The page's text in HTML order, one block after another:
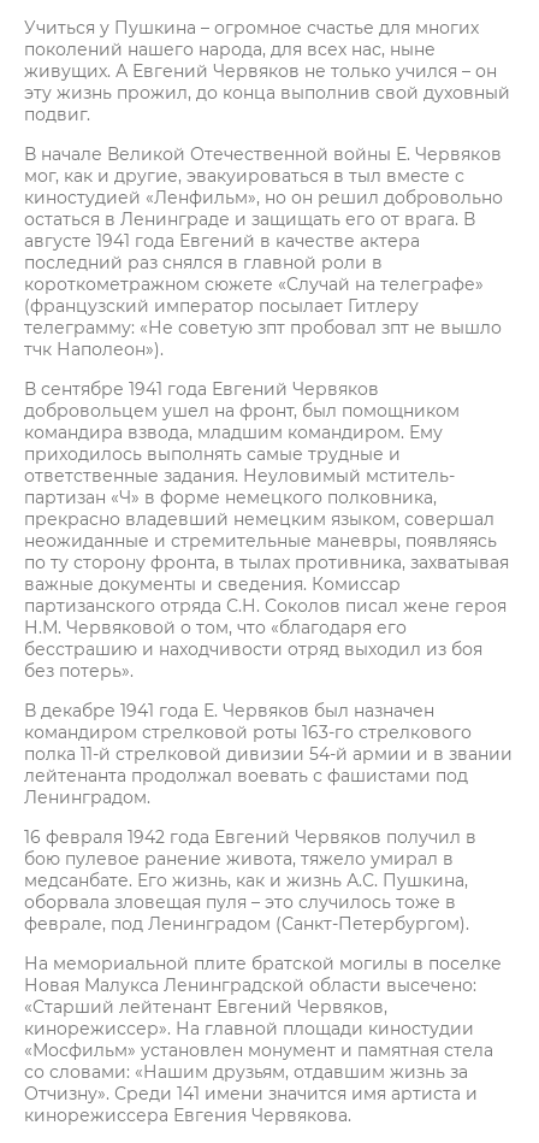
Учиться у Пушкина – огромное счастье для многих
поколений нашего народа, для всех нас, ныне
живущих. А Евгений Червяков не только учился – он
эту жизнь прожил, до конца выполнив свой духовный
подвиг.
В начале Великой Отечественной войны Е. Червяков
мог, как и другие, эвакуироваться в тыл вместе с
киностудией «Ленфильм», но он решил добровольно
остаться в Ленинграде и защищать его от врага. В
августе 1941 года Евгений в качестве актера
последний раз снялся в главной роли в
короткометражном сюжете «Случай на телеграфе»
(французский император посылает Гитлеру
телеграмму: «Не советую зпт пробовал зпт не вышло
тчк Наполеон»).
В сентябре 1941 года Евгений Червяков
добровольцем ушел на фронт, был помощником
командира взвода, младшим командиром. Ему
приходилось выполнять самые трудные и
ответственные задания. Неуловимый мститель-
партизан «Ч» в форме немецкого полковника,
прекрасно владевший немецким языком, совершал
неожиданные и стремительные маневры, появляясь
по ту сторону фронта, в тылах противника, захватывая
важные документы и сведения. Комиссар
партизанского отряда С.Н. Соколов писал жене героя
Н.М. Червяковой о том, что «благодаря его
бесстрашию и находчивости отряд выходил из боя
без потерь».
В декабре 1941 года Е. Червяков был назначен
командиром стрелковой роты 163-го стрелкового
полка 11-й стрелковой дивизии 54-й армии и в звании
лейтенанта продолжал воевать с фашистами под
Ленинградом.
16 февраля 1942 года Евгений Червяков получил в
бою пулевое ранение живота, тяжело умирал в
медсанбате. Его жизнь, как и жизнь А.С. Пушкина,
оборвала зловещая пуля – это случилось тоже в
феврале, под Ленинградом (Санкт-Петербургом).
На мемориальной плите братской могилы в поселке
Новая Малукса Ленинградской области высечено:
«Старший лейтенант Евгений Червяков,
кинорежиссер». На главной площади киностудии
«Мосфильм» установлен монумент и памятная стела
со словами: «Нашим друзьям, отдавшим жизнь за
Отчизну». Среди 141 имени значится имя артиста и
кинорежиссера Евгения Червякова.